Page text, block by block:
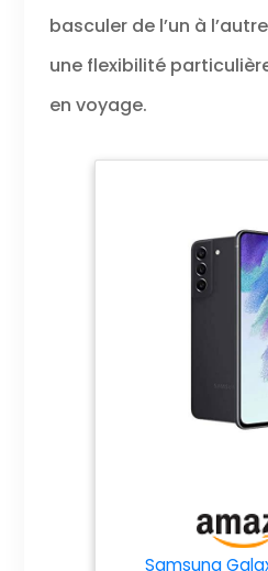
basculer de l’un à
une flexibilité
en voyage.
Samsung